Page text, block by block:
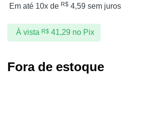
Em até 10x de R$ 4,59 sem juros
À vista R$41,29 no Pix
Fora de estoque